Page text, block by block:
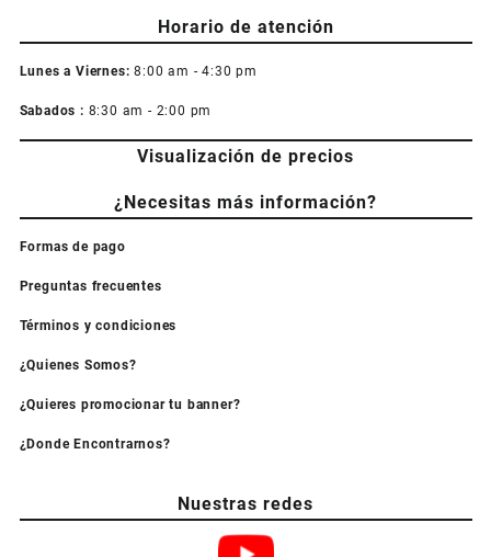
Horario de atención
Lunes a Viernes: 8:00 am - 4:30 pm
Sabados : 8:30 am - 2:00 pm
Visualización de precios
¿Necesitas más información?
Formas de pago
Preguntas frecuentes
Términos y condiciones
¿Quienes Somos?
¿Quieres promocionar tu banner?
¿Donde Encontrarnos?
Nuestras redes